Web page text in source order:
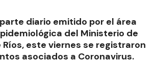
diario emitido por el área
del Ministerio de
Ríos, este viernes se registraron
asociados a Coronavirus.